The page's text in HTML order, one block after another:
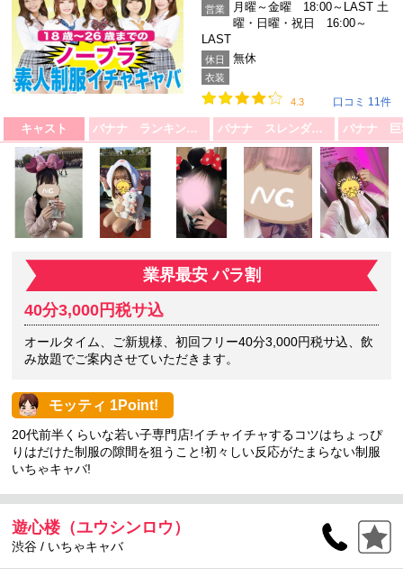
営業
月曜～金曜 18:00～LAST 土
曜・日曜・祝日 16:00～
LAST
休日 無休
衣装
4.3 口コミ 11件
キャスト バナナ ランキング上位5名紹介♪ バナナ スレンダーガール
業界最安 パラ割
40分3,000円税サ込
オールタイム、ご新規様、初回フリー40分3,000円税サ込、飲
み放題でご案内させていただきます。
モッティ 1Point!
20代前半くらいな若い子専門店!イチャイチャするコツはちょっぴ
りはだけた制服の隙間を狙うこと!初々しい反応がたまらない制服
いちゃキャバ!
遊心楼（ユウシンロウ）
渋谷 / いちゃキャバ